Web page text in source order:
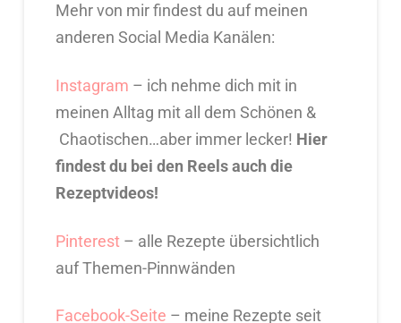
Mehr von mir findest du auf meinen
anderen Social Media Kanälen:
Instagram – ich nehme dich mit in
meinen Alltag mit all dem Schönen &
Chaotischen…aber immer lecker! Hier
findest du bei den Reels auch die
Rezeptvideos!
Pinterest– alle Rezepte übersichtlich
auf Themen-Pinnwänden
Facebook-Seite – meine Rezepte seit